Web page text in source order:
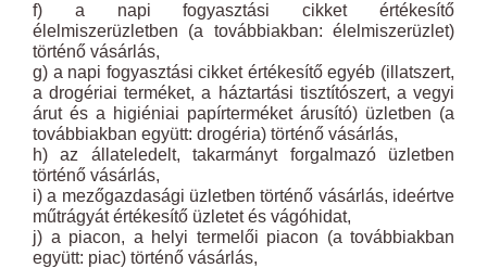
f) a napi fogyasztási cikket értékesítő
élelmiszerüzletben (a továbbiakban: élelmiszerüzlet)
történő vásárlás,
g) a napi fogyasztási cikket értékesítő egyéb (illatszert,
a drogériai terméket, a háztartási tisztítószert, a vegyi
árut és a higiéniai papírterméket árusító) üzletben (a
továbbiakban együtt: drogéria) történő vásárlás,
h) az állateledelt, takarmányt forgalmazó üzletben
történő vásárlás,
i) a mezőgazdasági üzletben történő vásárlás, ideértve
műtrágyát értékesítő üzletet és vágóhidat,
j) a piacon, a helyi termelői piacon (a továbbiakban
együtt: piac) történő vásárlás,